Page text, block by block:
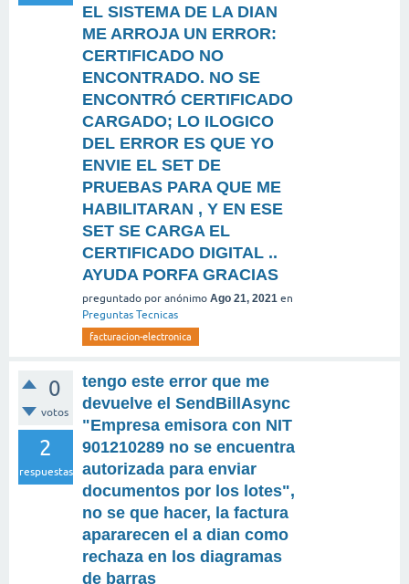
EL SISTEMA DE LA DIAN
ME ARROJA UN ERROR:
CERTIFICADO NO
ENCONTRADO. NO SE
ENCONTRÓ CERTIFICADO
CARGADO; LO ILOGICO
DEL ERROR ES QUE YO
ENVIE EL SET DE
PRUEBAS PARA QUE ME
HABILITARAN , Y EN ESE
SET SE CARGA EL
CERTIFICADO DIGITAL ..
AYUDA PORFA GRACIAS
preguntado por anónimo Ago 21, 2021 en
Preguntas Tecnicas
facturacion-electronica
0
votos
2
respuestas
tengo este error que me
devuelve el SendBillAsync
"Empresa emisora con NIT
901210289 no se encuentra
autorizada para enviar
documentos por los lotes",
no se que hacer, la factura
apararecen el a dian como
rechaza en los diagramas
de barras